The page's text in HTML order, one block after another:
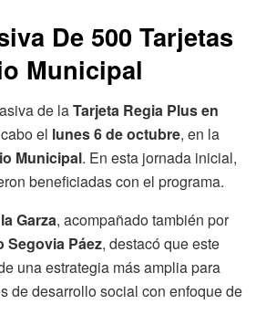
De 500 Tarjetas
Municipal
de laTarjeta Regia Plus en
el lunes 6 de octubre, en la
Municipal. En esta jornada inicial,
beneficiadas con el programa.
Garza, acompañado también por
Segovia Páez, destacó que este
una estrategia más amplia para
de desarrollo social con enfoque de